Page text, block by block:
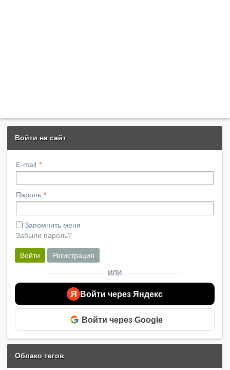
Войти на сайт
E-mail
Пароль
Запомнить меня
Забыли пароль?
Войти Регистрация
ИЛИ
Я Войти через Яндекс
Войти через Google
Облако тегов